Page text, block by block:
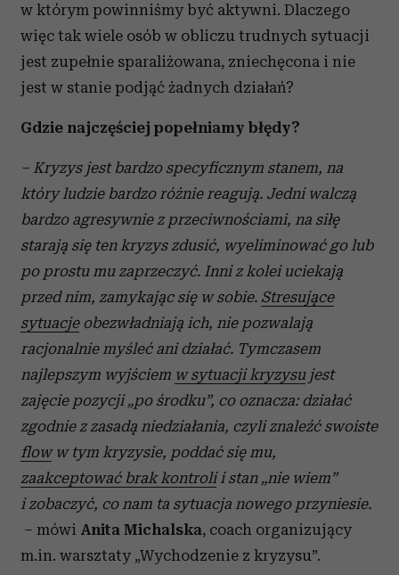
w którym powinniśmy być aktywni. Dlaczego
więc tak wiele osób w obliczu trudnych sytuacji
jest zupełnie sparaliżowana, zniechęcona i nie
jest w stanie podjąć żadnych działań?
Gdzie najczęściej popełniamy błędy?
– Kryzys jest bardzo specyficznym stanem, na
który ludzie bardzo różnie reagują. Jedni walczą
bardzo agresywnie z przeciwnościami, na siłę
starają się ten kryzys zdusić, wyeliminować go lub
po prostu mu zaprzeczyć. Inni z kolei uciekają
przed nim, zamykając się w sobie. Stresujące
sytuacjeobezwładniają ich, nie pozwalają
racjonalnie myśleć ani działać. Tymczasem
najlepszym wyjściem w sytuacji kryzysujest
zajęcie pozycji „po środku”, co oznacza: działać
zgodnie z zasadą niedziałania, czyli znaleźć swoiste
floww tym kryzysie, poddać się mu,
zaakceptować brak kontrolii stan „nie wiem”
i zobaczyć, co nam ta sytuacja nowego przyniesie.
– mówi Anita Michalska, coach organizujący
m.in. warsztaty „Wychodzenie z kryzysu”.